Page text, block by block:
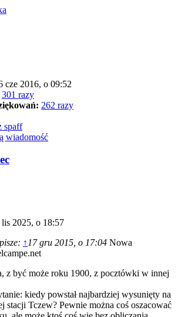
cze 2016, o 09:52
301 razy
262 razy
spaff
wiadomość
lis 2025, o 18:57
pisze: ↑ 17 gru 2015, o 17:04 Nowa
z być może roku 1900, z pocztówki w innej
kiedy powstał najbardziej wysunięty na
stacji Tczew? Pewnie można coś oszacować